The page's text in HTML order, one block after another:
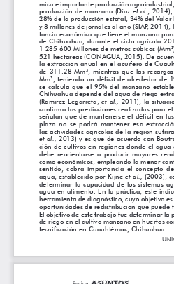
Educación
Video
Universidad en
Consultorio